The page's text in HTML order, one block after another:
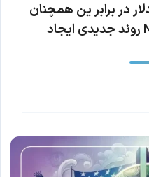
در برابر ین همچنان
قدرتمند است؛ آیا گزارش NFP روند جدیدی ایجاد